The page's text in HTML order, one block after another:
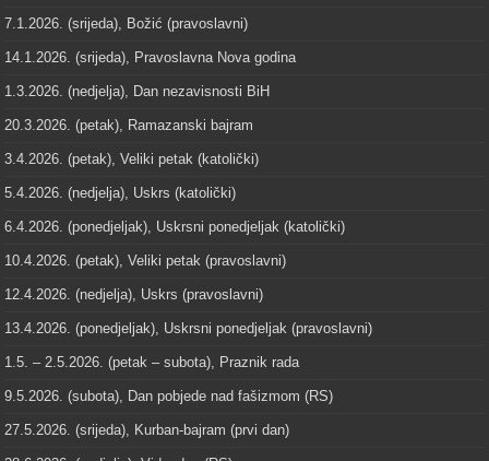
7.1.2026. (srijeda), Božić (pravoslavni)
14.1.2026. (srijeda), Pravoslavna Nova godina
1.3.2026. (nedjelja), Dan nezavisnosti BiH
20.3.2026. (petak), Ramazanski bajram
3.4.2026. (petak), Veliki petak (katolički)
5.4.2026. (nedjelja), Uskrs (katolički)
6.4.2026. (ponedjeljak), Uskrsni ponedjeljak (katolički)
10.4.2026. (petak), Veliki petak (pravoslavni)
12.4.2026. (nedjelja), Uskrs (pravoslavni)
13.4.2026. (ponedjeljak), Uskrsni ponedjeljak (pravoslavni)
1.5. – 2.5.2026. (petak – subota), Praznik rada
9.5.2026. (subota), Dan pobjede nad fašizmom (RS)
27.5.2026. (srijeda), Kurban-bajram (prvi dan)